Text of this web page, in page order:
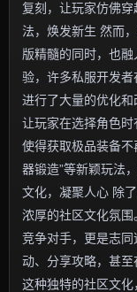
复刻，让玩家仿佛
法，焕发新生 然而
版精髓的同时，也
验，许多私服开发
进行了大量的优化和
让玩家在选择角色时
使得获取极品装备不
器锻造”等新颖玩法
文化，凝聚人心 除
浓厚的社区文化氛
竞争对手，更是志
动、分享攻略，甚至
这种独特的社区文